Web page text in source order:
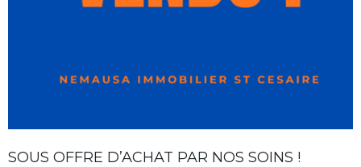
SOUS OFFRE D’ACHAT PAR NOS SOINS !